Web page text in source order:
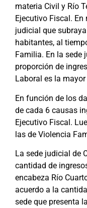
materia Civil y Río
Ejecutivo Fiscal.
judicial que
habitantes, al
Familia. En la sede
proporción de
Laboral es la
En función de los
de cada 6 causas
Ejecutivo Fiscal.
las de Violencia
La sede judicial de
cantidad de
encabeza Río
acuerdo a la
sede que presenta